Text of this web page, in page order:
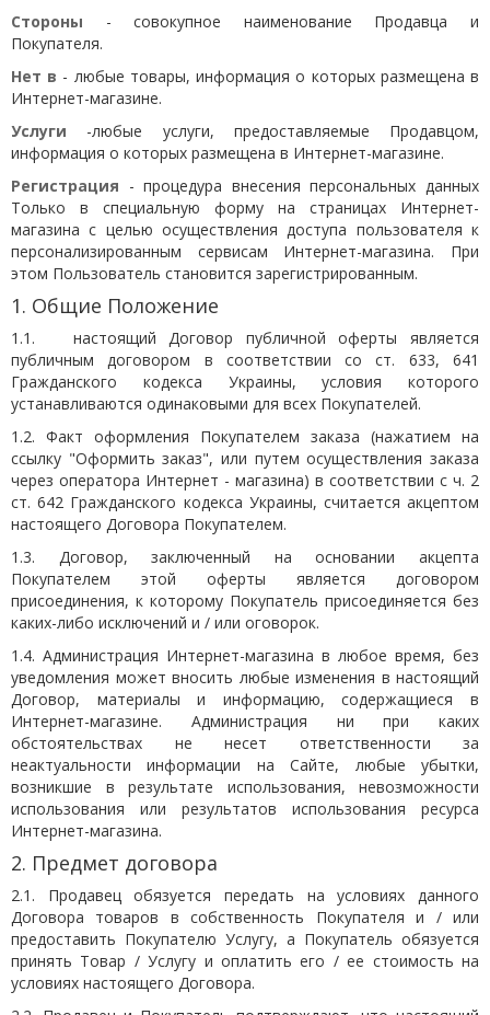
Стороны - совокупное наименование Продавца и
Покупателя.
Нет в - любые товары, информация о которых размещена в
Интернет-магазине.
Услуги -любые услуги, предоставляемые Продавцом,
информация о которых размещена в Интернет-магазине.
Регистрация - процедура внесения персональных данных
Только в специальную форму на страницах Интернет-
магазина с целью осуществления доступа пользователя к
персонализированным сервисам Интернет-магазина. При
этом Пользователь становится зарегистрированным.
1. Общие Положение
1.1. настоящий Договор публичной оферты является
публичным договором в соответствии со ст. 633, 641
Гражданского кодекса Украины, условия которого
устанавливаются одинаковыми для всех Покупателей.
1.2. Факт оформления Покупателем заказа (нажатием на
ссылку "Оформить заказ", или путем осуществления заказа
через оператора Интернет - магазина) в соответствии с ч. 2
ст. 642 Гражданского кодекса Украины, считается акцептом
настоящего Договора Покупателем.
1.3. Договор, заключенный на основании акцепта
Покупателем этой оферты является договором
присоединения, к которому Покупатель присоединяется без
каких-либо исключений и / или оговорок.
1.4. Администрация Интернет-магазина в любое время, без
уведомления может вносить любые изменения в настоящий
Договор, материалы и информацию, содержащиеся в
Интернет-магазине. Администрация ни при каких
обстоятельствах не несет ответственности за
неактуальности информации на Сайте, любые убытки,
возникшие в результате использования, невозможности
использования или результатов использования ресурса
Интернет-магазина.
2. Предмет договора
2.1. Продавец обязуется передать на условиях данного
Договора товаров в собственность Покупателя и / или
предоставить Покупателю Услугу, а Покупатель обязуется
принять Товар / Услугу и оплатить его / ее стоимость на
условиях настоящего Договора.